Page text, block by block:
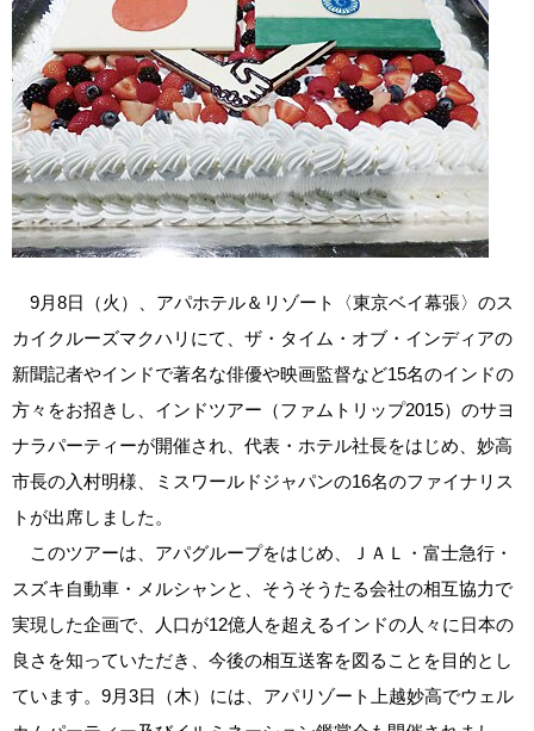
9月8日（火）、アパホテル＆リゾート〈東京ベイ幕張〉のス
カイクルーズマクハリにて、ザ・タイム・オブ・インディアの
新聞記者やインドで著名な俳優や映画監督など15名のインドの
方々をお招きし、インドツアー（ファムトリップ2015）のサヨ
ナラパーティーが開催され、代表・ホテル社長をはじめ、妙高
市長の入村明様、ミスワールドジャパンの16名のファイナリス
トが出席しました。
このツアーは、アパグループをはじめ、ＪＡＬ・富士急行・
スズキ自動車・メルシャンと、そうそうたる会社の相互協力で
実現した企画で、人口が12億人を超えるインドの人々に日本の
良さを知っていただき、今後の相互送客を図ることを目的とし
ています。9月3日（木）には、アパリゾート上越妙高でウェル